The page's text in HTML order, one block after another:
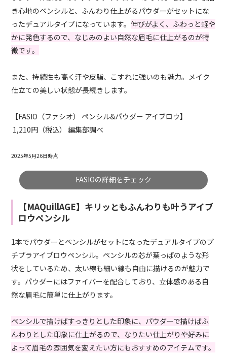
き心地のペンシルと、ふんわり仕上がるパウダーがセットにな
ったデュアルタイプになっています。伸びがよく、ふわっと軽や
かに発色するので、なじみのよい自然な眉毛に仕上がるのが特
徴です。
また、持続性も高く汗や皮脂、こすれに強いのも魅力。メイク
仕立ての美しい状態が長続きします。
【FASIO（ファシオ） ペンシル&パウダー アイブロウ】
1,210円（税込） 編集部調べ
2025年5月26日時点
FASIOの詳細をチェック
【MAQuillAGE】キリッともふんわりも叶うアイブ
ロウペンシル
1本でパウダーとペンシルがセットになったデュアルタイプのプ
チプラアイブロウペンシル。ペンシルの芯が葉っぱのような形
状をしているため、太い線も細い線も自由に描けるのが魅力で
す。パウダーにはファイバーを配合しており、立体感のある自
然な眉毛に簡単に仕上がります。
ペンシルで描けばすっきりとした印象に、パウダーで描けばふ
んわりとした印象に仕上がるので、なりたい仕上がりや好みに
よって眉毛の雰囲気を変えたい方にもおすすめのアイテムです。